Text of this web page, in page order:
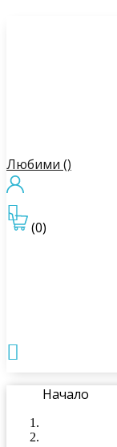
Любими ()
(0)


Начало